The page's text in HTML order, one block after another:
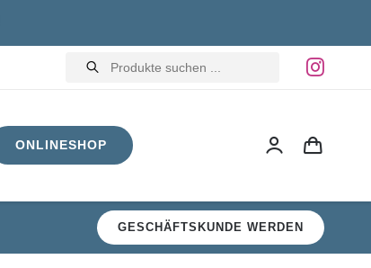
Products
search
ONLINESHOP
GESCHÄFTSKUNDE WERDEN